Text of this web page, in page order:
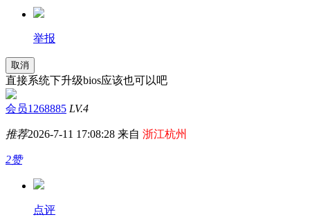
举报
取消
直接系统下升级bios应该也可以吧
会员1268885 LV.4
推荐2026-7-11 17:08:28 来自 浙江杭州
2赞
点评